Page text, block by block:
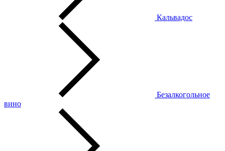
Кальвадос
Безалкогольное
вино